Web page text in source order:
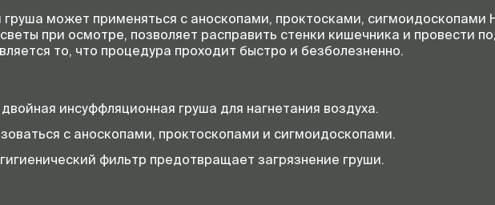
может применяться с аноскопами, проктосками, сигмоидоскопами
при осмотре, позволяет расправить стенки кишечника и провести
то, что процедура проходит быстро и безболезненно.
инсуффляционная груша для нагнетания воздуха.
с аноскопами, проктоскопами и сигмоидоскопами.
фильтр предотвращает загрязнение груши.